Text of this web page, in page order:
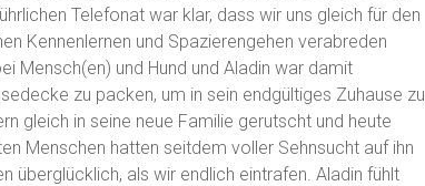
Telefonat war klar, dass wir uns gleich für den
Kennenlernen und Spazierengehen verabreden
Mensch(en) und Hund und Aladin war damit
zu packen, um in sein endgültiges Zuhause zu
gleich in seine neue Familie gerutscht und heute
Menschen hatten seitdem voller Sehnsucht auf ihn
überglücklich, als wir endlich eintrafen. Aladin fühlt